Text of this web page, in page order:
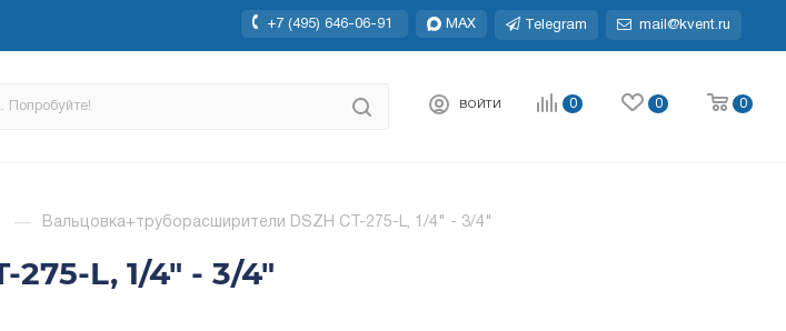
+7 (495) 646-06-91 MAX Telegram mail@kvent.ru
ВОЙТИ 0 0 0
— Вальцовка+труборасширители DSZH CT-275-L, 1/4" - 3/4"
L, 1/4" - 3/4"